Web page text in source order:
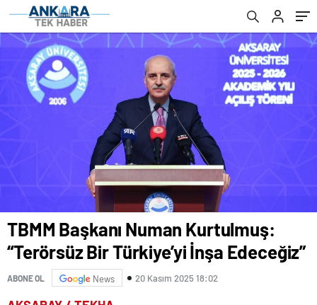
TBMM Başkanı Numan Kurtulmuş:
“Terörsüz Bir Türkiye’yi İnşa Edeceğiz”
ABONE OL News 20 Kasım 2025 18:02